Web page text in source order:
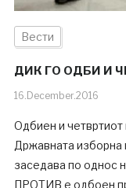
Вести
ДИК ГО ОДБИ И
16.December.2016
Одбиен и
Државната изборна
заседава по однос
ПРОТИВ е одбоен